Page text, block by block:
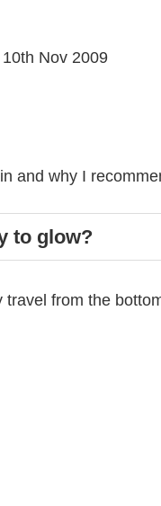
Nov 2009
and why I
to glow?
from the